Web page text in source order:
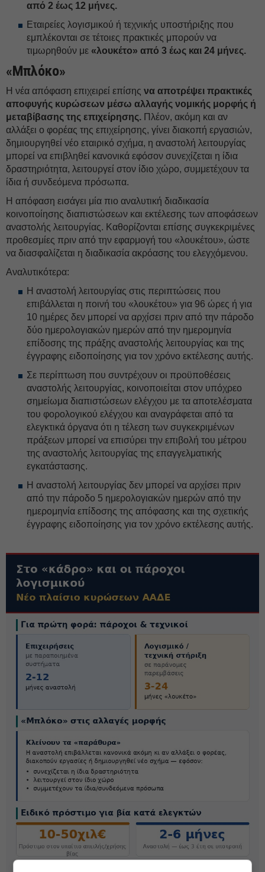
από 2 έως 12 μήνες.
Εταιρείες λογισμικού ή τεχνικής υποστήριξης που
εμπλέκονται σε τέτοιες πρακτικές μπορούν να
τιμωρηθούν με «λουκέτο» από 3 έως και 24 μήνες.
«Μπλόκο»
Η νέα απόφαση επιχειρεί επίσης να αποτρέψει πρακτικές
αποφυγής κυρώσεων μέσω αλλαγής νομικής μορφής ή
μεταβίβασης της επιχείρησης. Πλέον, ακόμη και αν
αλλάξει ο φορέας της επιχείρησης, γίνει διακοπή εργασιών,
δημιουργηθεί νέο εταιρικό σχήμα, η αναστολή λειτουργίας
μπορεί να επιβληθεί κανονικά εφόσον συνεχίζεται η ίδια
δραστηριότητα, λειτουργεί στον ίδιο χώρο, συμμετέχουν τα
ίδια ή συνδεόμενα πρόσωπα.
Η απόφαση εισάγει μία πιο αναλυτική διαδικασία
κοινοποίησης διαπιστώσεων και εκτέλεσης των αποφάσεων
αναστολής λειτουργίας. Καθορίζονται επίσης συγκεκριμένες
προθεσμίες πριν από την εφαρμογή του «λουκέτου», ώστε
να διασφαλίζεται η διαδικασία ακρόασης του ελεγχόμενου.
Αναλυτικότερα:
Η αναστολή λειτουργίας στις περιπτώσεις που
επιβάλλεται η ποινή του «λουκέτου» για 96 ώρες ή για
10 ημέρες δεν μπορεί να αρχίσει πριν από την πάροδο
δύο ημερολογιακών ημερών από την ημερομηνία
επίδοσης της πράξης αναστολής λειτουργίας και της
έγγραφης ειδοποίησης για τον χρόνο εκτέλεσης αυτής.
Σε περίπτωση που συντρέχουν οι προϋποθέσεις
αναστολής λειτουργίας, κοινοποιείται στον υπόχρεο
σημείωμα διαπιστώσεων ελέγχου με τα αποτελέσματα
του φορολογικού ελέγχου και αναγράφεται από τα
ελεγκτικά όργανα ότι η τέλεση των συγκεκριμένων
πράξεων μπορεί να επισύρει την επιβολή του μέτρου
της αναστολής λειτουργίας της επαγγελματικής
εγκατάστασης.
Η αναστολή λειτουργίας δεν μπορεί να αρχίσει πριν
από την πάροδο 5 ημερολογιακών ημερών από την
ημερομηνία επίδοσης της απόφασης και της σχετικής
έγγραφης ειδοποίησης για τον χρόνο εκτέλεσης αυτής.